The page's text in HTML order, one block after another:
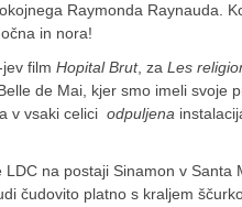
Raymonda Raynauda.
in nora!
film Hopital Brut, za Les
de Mai, kjer smo imeli svoje
v vsaki celici odpuljena
na postaji Sinamon v
čudovito platno s kraljem